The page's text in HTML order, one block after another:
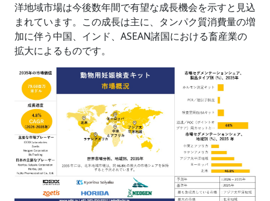
洋地域市場は今後数年間で有望な成長機会を示すと見込
まれています。この成長は主に、タンパク質消費量の増
加に伴う中国、インド、ASEAN諸国における畜産業の
拡大によるものです。